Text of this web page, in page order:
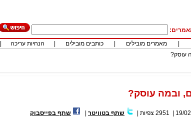
מאמרים מובילים כותבים מובילים הנחיות עריכה
עוסק?
ובמה עוסק?
19/
2951 צפיות שתף בטוויטר שתף בפייסבוק